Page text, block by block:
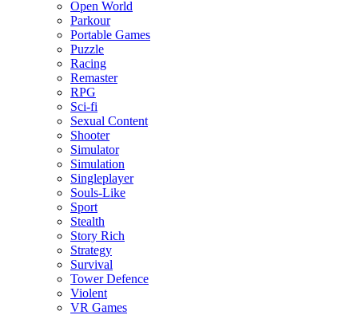
Open World
Parkour
Portable Games
Puzzle
Racing
Remaster
RPG
Sci-fi
Sexual Content
Shooter
Simulator
Simulation
Singleplayer
Souls-Like
Sport
Stealth
Story Rich
Strategy
Survival
Tower Defence
Violent
VR Games